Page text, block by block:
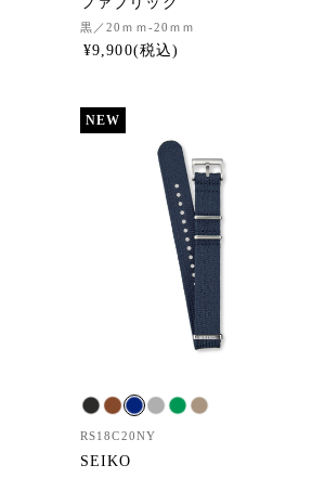
黒 ／20ｍｍ-20ｍｍ
¥9,900
NEW
RS18C20NY
SEIKO